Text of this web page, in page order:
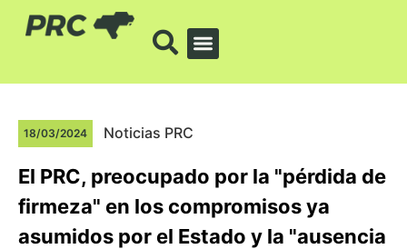
18/03/2024 Noticias PRC
El PRC, preocupado por la "pérdida de
firmeza" en los compromisos ya
asumidos por el Estado y la "ausencia